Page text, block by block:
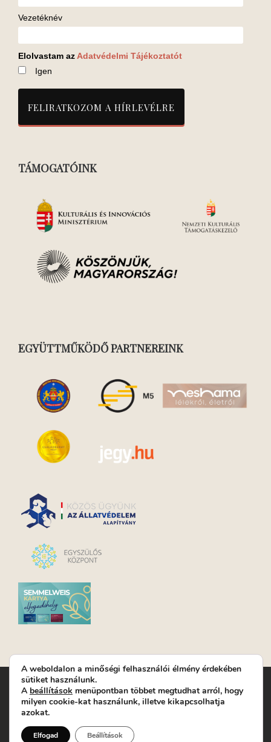
Vezetéknév
Elolvastam az Adatvédelmi Tájékoztatót
Igen
TÁMOGATÓINK
EGYÜTTMŰKÖDŐ PARTNEREINK
Turay Ida Színház Közhasznú Nonprofit Kft. | Működési
helyszín: Turay Ida Színház 1089 Budapest, Kálvária tér 6. |
Levelezési cím: 1089 Budapest, Kálvária tér 14. | Titkárság:
Jegyrendelés: +36-70/607-2620
A weboldalon a minőségi felhasználói élmény érdekében
sütiket használunk.
A beállítások menüpontban többet megtudhat arról, hogy
milyen cookie-kat használunk, illetve kikapcsolhatja
azokat.
Elfogad Beállítások